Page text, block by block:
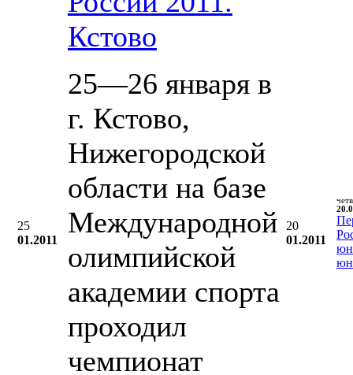
25
01.2011
Кстово
25—26 января в
г. Кстово,
Нижегородской
области на базе
Международной
олимпийской
академии спорта
проходил
чемпионат
20
01.2011